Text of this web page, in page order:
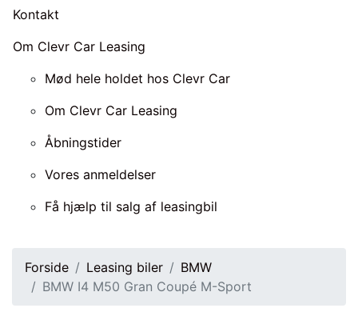
Kontakt
Om Clevr Car Leasing
Mød hele holdet hos Clevr Car
Om Clevr Car Leasing
Åbningstider
Vores anmeldelser
Få hjælp til salg af leasingbil
Forside Leasing biler
BMW
BMW I4 M50 Gran Coupé M-Sport